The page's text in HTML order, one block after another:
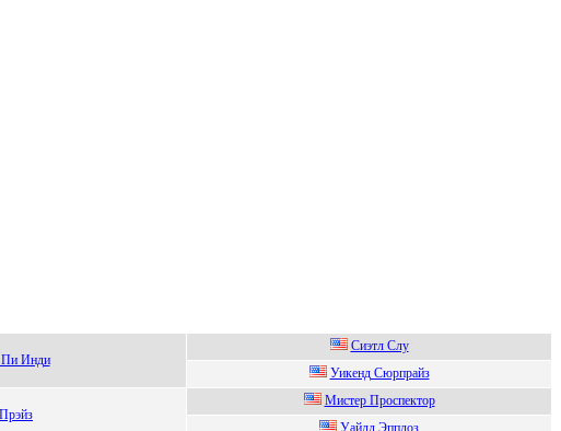
Инди
Сиэтл Слу
Уикенд Cюрпрaйз
Прэйз
Mистeр Прoспeктoр
Уайлд Эпплoз